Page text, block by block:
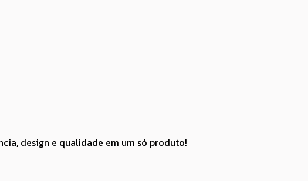
design e qualidade em um só produto!